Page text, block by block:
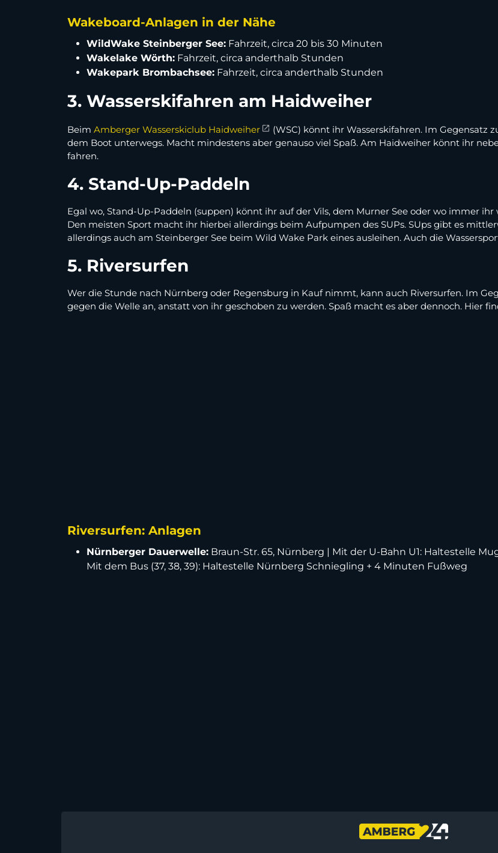
Wakeboard-Anlagen in der Nähe
WildWake Steinberger See: Fahrzeit, circa 20 bis 30 Minuten
Wakelake Wörth: Fahrzeit, circa anderthalb Stunden
Wakepark Brombachsee: Fahrzeit, circa anderthalb Stunden
3. Wasserskifahren am Haidweiher
Beim Amberger Wasserskiclub Haidweiher
(WSC) könnt ihr Wasserskifahren. Im
dem Boot unterwegs. Macht mindestens aber genauso viel Spaß. Am Haidweiher könnt ihr
fahren.
4. Stand-Up-Paddeln
Egal wo, Stand-Up-Paddeln (suppen) könnt ihr auf der Vils, dem Murner See oder wo immer
Den meisten Sport macht ihr hierbei allerdings beim Aufpumpen des SUPs. SUps gibt es
allerdings auch am Steinberger See beim Wild Wake Park eines ausleihen. Auch die
5. Riversurfen
Wer die Stunde nach Nürnberg oder Regensburg in Kauf nimmt, kann auch Riversurfen. Im
gegen die Welle an, anstatt von ihr geschoben zu werden. Spaß macht es aber dennoch. Hier
Riversurfen: Anlagen
Nürnberger Dauerwelle: Braun-Str. 65, Nürnberg | Mit der U-Bahn U1: Haltestelle
Mit dem Bus (37, 38, 39): Haltestelle Nürnberg Schniegling + 4 Minuten Fußweg